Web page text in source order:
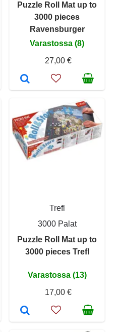
Puzzle Roll Mat up to
3000 pieces
Ravensburger
Varastossa (8)
27,00 €
Trefl
3000 Palat
Puzzle Roll Mat up to
3000 pieces Trefl
Varastossa (13)
17,00 €